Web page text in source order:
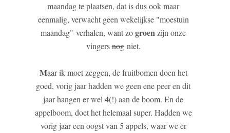
maandag te plaatsen, dat is dus ook maar
eenmalig, verwacht geen wekelijkse "moestuin
maandag"-verhalen, want zogroenzijn onze
vingersnogniet.
Maar ik moet zeggen, de fruitbomen doen het
goed, vorig jaar hadden we geen ene peer en dit
jaar hangen er wel4(!) aan de boom. En de
appelboom, doet het helemaal super. Hadden we
vorig jaar een oogst van 5 appels, waar we er